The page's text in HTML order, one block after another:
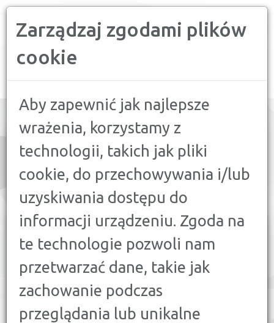
Zarządzaj zgodami plików
cookie
Aby zapewnić jak najlepsze
wrażenia, korzystamy z
technologii, takich jak pliki
cookie, do przechowywania i/lub
uzyskiwania dostępu do
informacji urządzeniu. Zgoda na
te technologie pozwoli nam
przetwarzać dane, takie jak
zachowanie podczas
przeglądania lub unikalne
navigation
PORÓWNAJ:
UBEZPIECZENIA NA ŻYCIE 7
UBEZPIECZENIA KOMUNIKACYJNE
SPRAWDŹ NAJNOWSZE OFERTY
UBEZPIECZEŃ KOMUNIKACYJNYCH
WYBIERZ NAJLEPSZEDLA SIEBIE